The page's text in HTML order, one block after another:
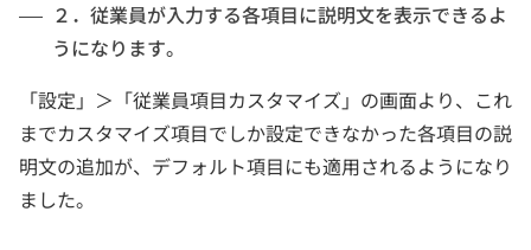
２．従業員が入力する各項目に説明文を表示できるよ
うになります。
「設定」＞「従業員項目カスタマイズ」の画面より、これ
までカスタマイズ項目でしか設定できなかった各項目の説
明文の追加が、デフォルト項目にも適用されるようになり
ました。